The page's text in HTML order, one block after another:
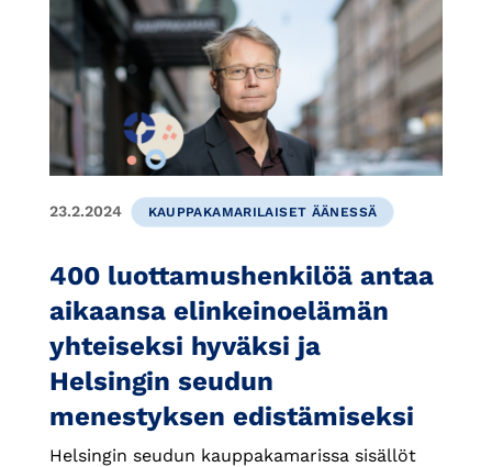
23.2.2024 KAUPPAKAMARILAISET ÄÄNESSÄ
400 luottamushenkilöä antaa
aikaansa elinkeinoelämän
yhteiseksi hyväksi ja
Helsingin seudun
menestyksen edistämiseksi
Helsingin seudun kauppakamarissa sisällöt